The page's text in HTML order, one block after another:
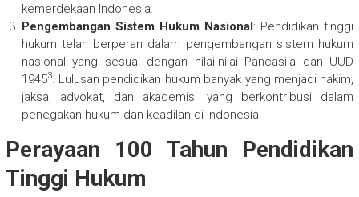
kemerdekaan Indonesia.
Pengembangan Sistem Hukum Nasional: Pendidikan tinggi
hukum telah berperan dalam pengembangan sistem hukum
nasional yang sesuai dengan nilai-nilai Pancasila dan UUD
19453. Lulusan pendidikan hukum banyak yang menjadi hakim,
jaksa, advokat, dan akademisi yang berkontribusi dalam
penegakan hukum dan keadilan di Indonesia.
Perayaan 100 Tahun Pendidikan
Tinggi Hukum